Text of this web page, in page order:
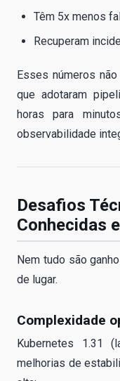
Têm 5x menos
Recuperam
Esses números
que adotaram
horas para
observabilidade
Desafios
Conhecidas
Nem tudo são
de lugar.
Complexidade
Kubernetes 1.31
melhorias de